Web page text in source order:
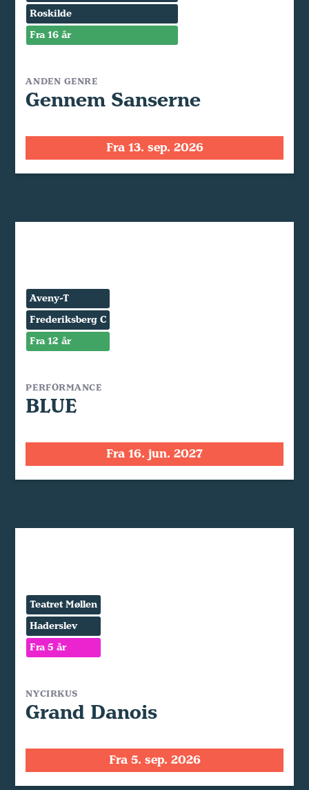
Roskilde
Fra 16 år
ANDEN GENRE
Gennem Sanserne
Fra 13. sep. 2026
Aveny-T
Frederiksberg C
Fra 12 år
PERFORMANCE
BLUE
Fra 16. jun. 2027
Teatret Møllen
Haderslev
Fra 5 år
NYCIRKUS
Grand Danois
Fra 5. sep. 2026